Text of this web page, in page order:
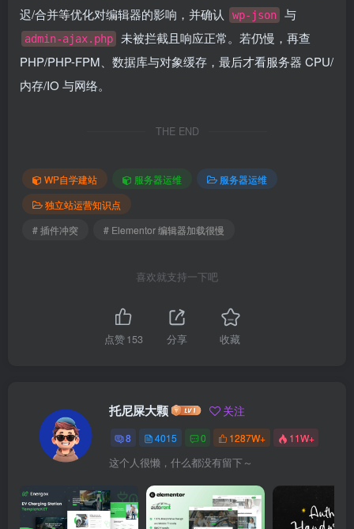
迟/合并等优化对编辑器的影响，并确认
wp-json 与
admin-ajax.php
未被拦截且响应正常。若仍慢，再查
PHP/PHP-FPM、数据库与对象缓存，最后才看服务器 CPU/
内存/IO 与网络。
THE END
WP自学建站 服务器运维
服务器运维
独立站运营知识点
# 插件冲突
# Elementor 编辑器加载很慢
喜欢就支持一下吧
点赞153 分享 收藏
托尼屎大颗 关注
8 4015 0 1287W+ 11W+
这个人很懒，什么都没有留下～